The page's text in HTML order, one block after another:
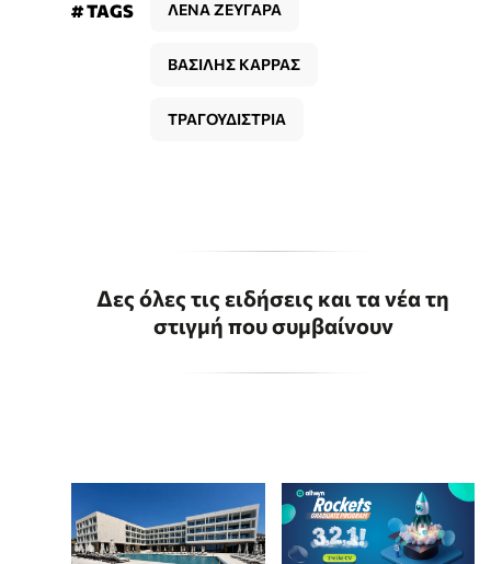
# TAGS ΛΕΝΑ ΖΕΥΓΑΡΑ
ΒΑΣΙΛΗΣ ΚΑΡΡΑΣ
ΤΡΑΓΟΥΔΙΣΤΡΙΑ
Δες όλες τις ειδήσεις και τα νέα τη
στιγμή που συμβαίνουν